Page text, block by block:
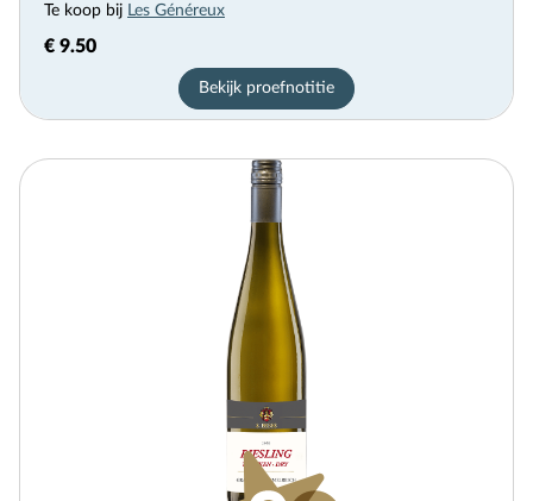
Te koop bij Les Généreux
€ 9.50
Bekijk proefnotitie